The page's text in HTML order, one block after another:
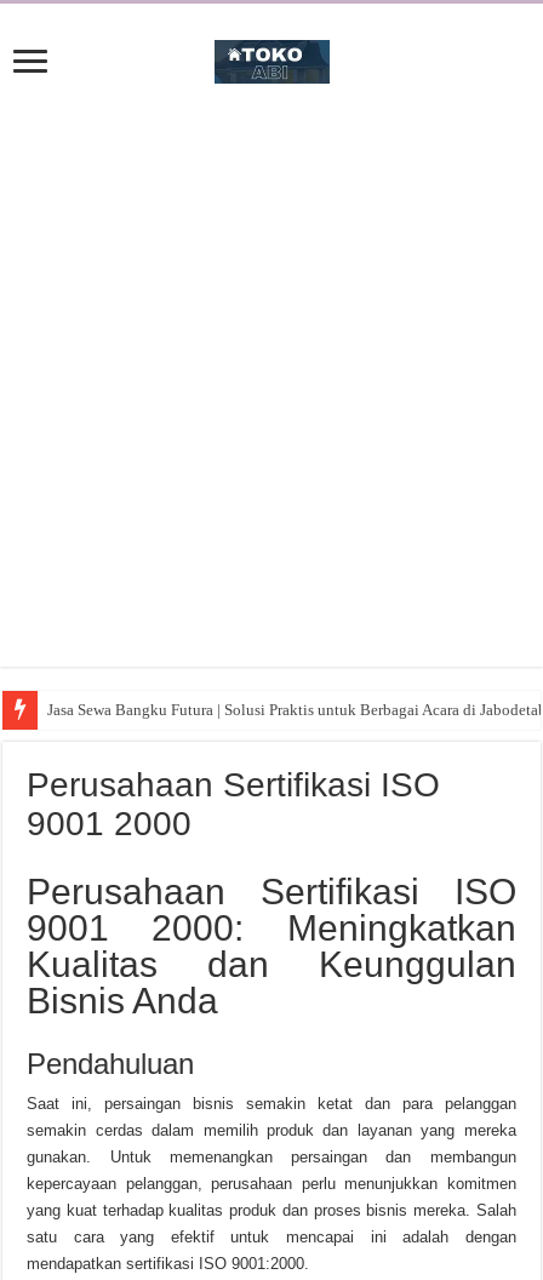
Jasa Sewa Bangku Futura | Solusi Praktis untuk Berbagai Acara di
Perusahaan Sertifikasi ISO
9001 2000
Perusahaan Sertifikasi ISO
9001 2000: Meningkatkan
Kualitas dan Keunggulan
Bisnis Anda
Pendahuluan
Saat ini, persaingan bisnis semakin ketat dan para pelanggan
semakin cerdas dalam memilih produk dan layanan yang mereka
gunakan. Untuk memenangkan persaingan dan membangun
kepercayaan pelanggan, perusahaan perlu menunjukkan komitmen
yang kuat terhadap kualitas produk dan proses bisnis mereka. Salah
satu cara yang efektif untuk mencapai ini adalah dengan
mendapatkan sertifikasi ISO 9001:2000.